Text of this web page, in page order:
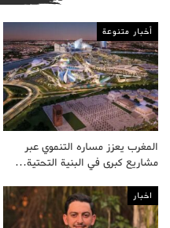
أخبار متنوعة
المغرب يعزز مساره التنموي عبر
مشاريع كبرى في البنية التحتية…
اخبار